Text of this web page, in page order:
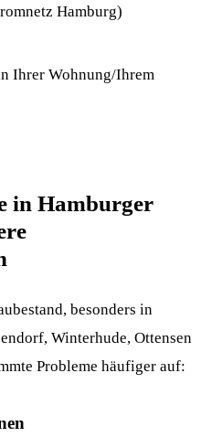
Hamburg)
Ihrer Wohnung/Ihrem
in Hamburger
besonders in
Winterhude, Ottensen
Probleme häufiger auf: